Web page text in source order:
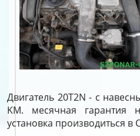
Двигатель 20T2N - с
KM. месячная гарантия
установка производиться в